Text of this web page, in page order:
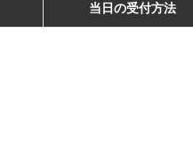
当日の受付方法